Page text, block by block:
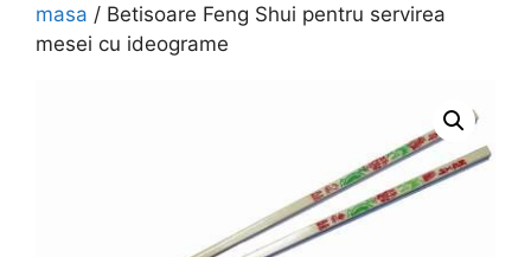
masa / Betisoare Feng Shui pentru servirea
mesei cu ideograme